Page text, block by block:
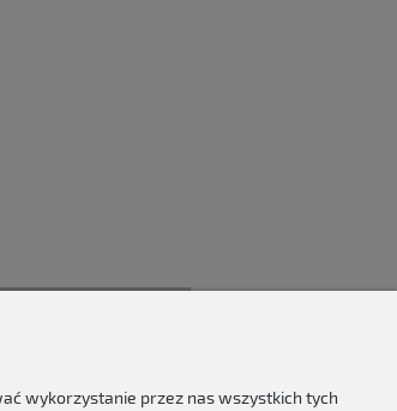
wykorzystanie przez nas wszystkich tych